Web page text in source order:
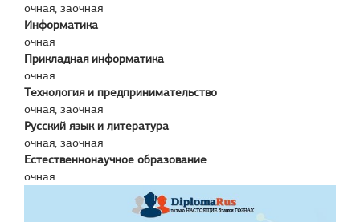
очная, заочная
Информатика
очная
Прикладная информатика
очная
Технология и предпринимательство
очная, заочная
Русский язык и литература
очная, заочная
Естественнонаучное образование
очная